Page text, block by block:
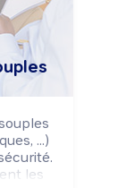
...)
les